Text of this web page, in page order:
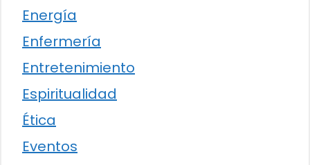
Energía
Enfermería
Entretenimiento
Espiritualidad
Ética
Eventos